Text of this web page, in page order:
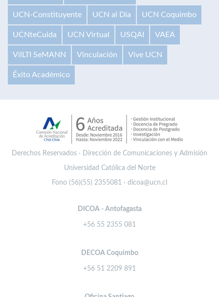
UCN-Constituyente UCN al Día UCN Coquimbo
UCNteCuida UCN Virtual USQAI VAEA
VilLTI SeMANN Vinculación Vive UCN
Éxito Académico
Derechos Reservados · Dirección de Comunicaciones y Admisión
Universidad Católica del Norte
Fono (56)(55) 2355081 · dicoa@ucn.cl
DICOA - Antofagasta
+56 55 2355 081
DECOA Coquimbo
+56 51 2209 891